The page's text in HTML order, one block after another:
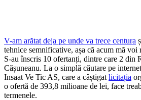
V-am arătat deja pe unde va trece centura
tehnice semnificative, așa că acum mă voi
S-au înscris 10 ofertanți, dintre care 2 din
Cășuneanu. La o simplă căutare pe
Insaat Ve Tic AS, care a câștigat licitația
o ofertă de 393,8 milioane de lei, face
termenele.